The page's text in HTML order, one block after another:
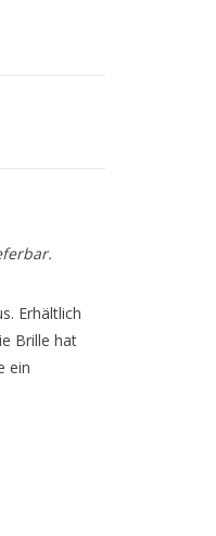
Erhältlich
Brille hat
ein